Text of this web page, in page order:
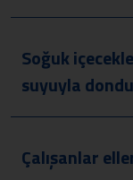
Soğuk
suyuyla
Çalışanlar